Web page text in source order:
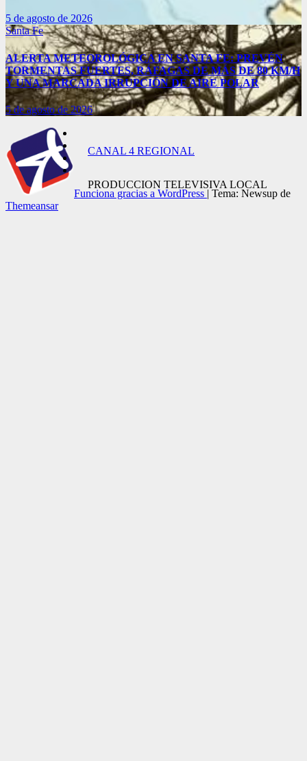
5 de agosto de 2026
Santa Fe
ALERTA METEOROLÓGICA EN SANTA FE: PREVÉN
TORMENTAS FUERTES, RÁFAGAS DE MÁS DE 80 KM/H
Y UNA MARCADA IRRUPCIÓN DE AIRE POLAR
5 de agosto de 2026
CANAL 4 REGIONAL
PRODUCCION TELEVISIVA LOCAL
Funciona gracias a WordPress | Tema: Newsup de
Themeansar